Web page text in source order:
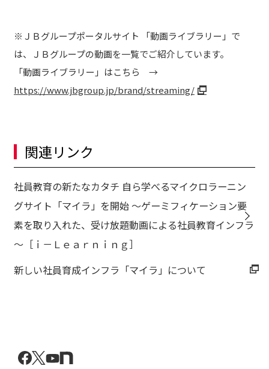
※ＪＢグループポータルサイト 「動画ライブラリー」で
は、ＪＢグループの動画を一覧でご紹介しています。
「動画ライブラリー」はこちら →
https://www.jbgroup.jp/brand/streaming/
関連リンク
社員教育の新たなカタチ 自ら学べるマイクロラーニン
グサイト「マイラ」を開始 ～ゲーミフィケーション要
素を取り入れた、受け放題動画による社員教育インフラ
～［ｉ－Ｌｅａｒｎｉｎｇ］
新しい社員育成インフラ「マイラ」について